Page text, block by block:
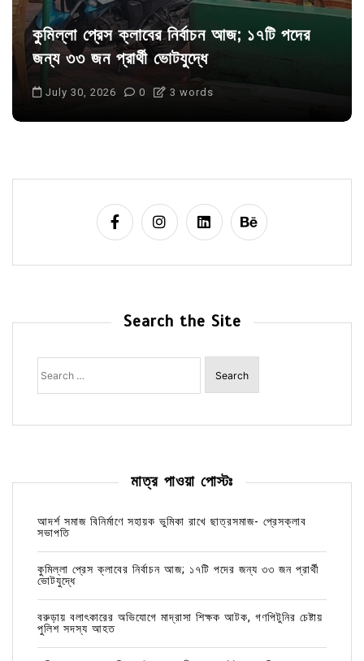
কুমিল্লা প্রেস ক্লাবের নির্বাচন আজ; ১৭টি পদের
জন্য ৩৩ জন প্রার্থী ভোটযুদ্ধে
July 30, 2026 0 3 words
Search the Site
Search
for:
মাত্র পাওয়া পোস্টঃ
আদর্শ সমাজ বিনির্মাণে সহায়ক ভুমিকা রাখে ছাত্রসমাজ- প্রেসক্লাব
সভাপতি
কুমিল্লা প্রেস ক্লাবের নির্বাচন আজ; ১৭টি পদের জন্য ৩৩ জন প্রার্থী
ভোটযুদ্ধে
বরুড়ায় বলাৎকারের অভিযোগে মাদ্রাসা শিক্ষক আটক, গণপিটুনির চেষ্টায়
পুলিশ সদস্য আহত